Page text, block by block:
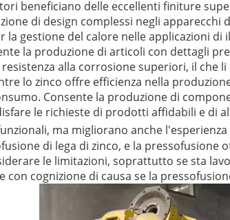
beneficiano delle eccellenti finiture
di design complessi negli
gestione del calore nelle applicazioni
la produzione di articoli con dettagli
alla corrosione superiori, il che
lo zinco offre efficienza nella
Consente la produzione di
le richieste di prodotti affidabili e
ma migliorano anche
di lega di zinco, e la
le limitazioni, soprattutto se sta
cognizione di causa se la